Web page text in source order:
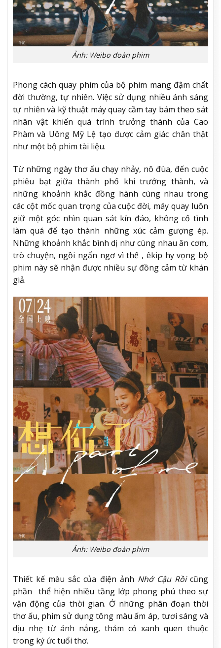
Ảnh: Weibo đoàn phim
Phong cách quay phim của bộ phim mang đậm chất
đời thường, tự nhiên. Việc sử dụng nhiều ánh sáng
tự nhiên và kỹ thuật máy quay cầm tay bám theo sát
nhân vật khiến quá trình trưởng thành của Cao
Phàm và Uông Mỹ Lệ tạo được cảm giác chân thật
như một bộ phim tài liệu.
Từ những ngày thơ ấu chạy nhảy, nô đùa, đến cuộc
phiêu bạt giữa thành phố khi trưởng thành, và
những khoảnh khắc đồng hành cùng nhau trong
các cột mốc quan trọng của cuộc đời, máy quay luôn
giữ một góc nhìn quan sát kín đáo, không cố tình
làm quá để tạo thành những xúc cảm gượng ép.
Những khoảnh khắc bình dị như cùng nhau ăn cơm,
trò chuyện, ngồi ngẩn ngơ vì thế , êkip hy vọng bộ
phim này sẽ nhận được nhiều sự đồng cảm từ khán
giả.
Ảnh: Weibo đoàn phim
Thiết kế màu sắc của điện ảnh Nhớ Cậu Rồicũng
phần thể hiện nhiều tầng lớp phong phú theo sự
vận động của thời gian. Ở những phân đoạn thời
thơ ấu, phim sử dụng tông màu ấm áp, tươi sáng và
dịu nhẹ từ ánh nắng, thảm cỏ xanh quen thuộc
trong ký ức tuổi thơ.